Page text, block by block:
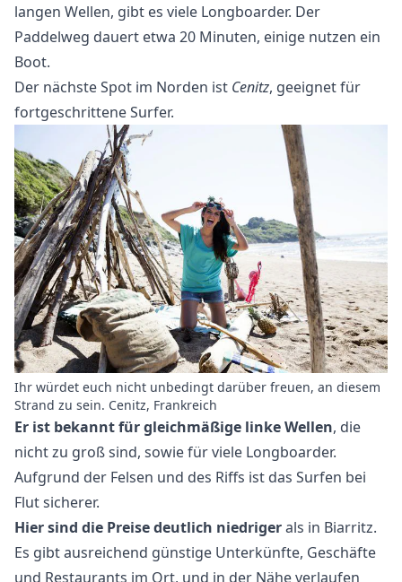
langen Wellen, gibt es viele Longboarder. Der
Paddelweg dauert etwa 20 Minuten, einige nutzen ein
Boot.
Der nächste Spot im Norden ist Cenitz, geeignet für
fortgeschrittene Surfer.
Ihr würdet euch nicht unbedingt darüber freuen, an diesem
Strand zu sein. Cenitz, Frankreich
Er ist bekannt für gleichmäßige linke Wellen, die
nicht zu groß sind, sowie für viele Longboarder.
Aufgrund der Felsen und des Riffs ist das Surfen bei
Flut sicherer.
Hier sind die Preise deutlich niedrigerals in Biarritz.
Es gibt ausreichend günstige Unterkünfte, Geschäfte
und Restaurants im Ort, und in der Nähe verlaufen